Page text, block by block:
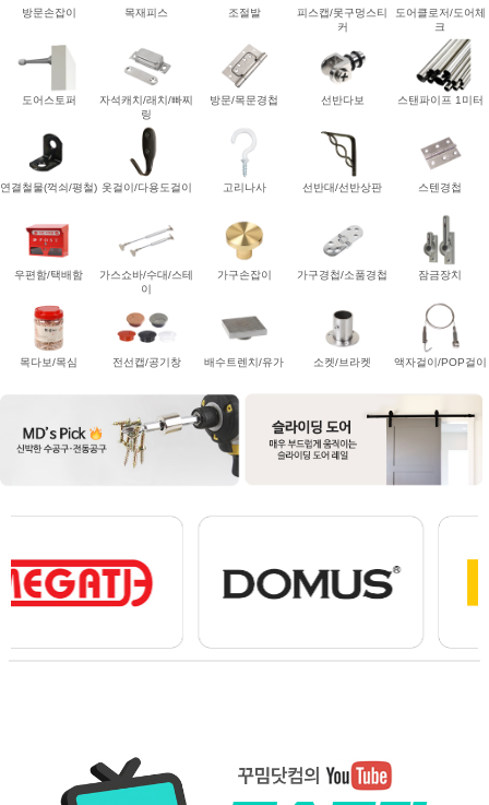
방문손잡이 목재피스 조절발
피스캡/못구멍스티
커
도어클로저/도어체
크
도어스토퍼
자석캐치/래치/빠찌
링
방문/목문경첩 선반다보 스탠파이프 1미터
연결철물(꺽쇠/평철) 옷걸이/다용도걸이 고리나사 선반대/선반상판 스텐경첩
우편함/택배함
가스쇼바/수대/스테
이
가구손잡이 가구경첩/소품경첩 잠금장치
목다보/목심 전선캡/공기창 배수트렌치/유가 소켓/브라켓 액자걸이/POP걸이